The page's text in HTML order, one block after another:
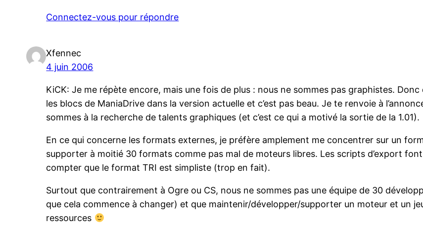
Connectez-vous pour répondre
Xfennec
4 juin 2006
KiCK: Je me répète encore, mais une fois de plus : nous ne sommes pas graphistes.
les blocs de ManiaDrive dans la version actuelle et c’est pas beau. Je te renvoie à
sommes à la recherche de talents graphiques (et c’est ce qui a motivé la sortie de la 1.01).
En ce qui concerne les formats externes, je préfère amplement me concentrer sur un
supporter à moitié 30 formats comme pas mal de moteurs libres. Les scripts d’export
compter que le format TRI est simpliste (trop en fait).
Surtout que contrairement à Ogre ou CS, nous ne sommes pas une équipe de 30
que cela commence à changer) et que maintenir/développer/supporter un moteur et un
ressources